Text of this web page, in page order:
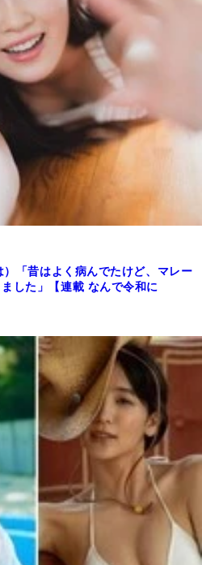
「昔はよく病んでたけど、マレー
した」【連載 なんで令和に